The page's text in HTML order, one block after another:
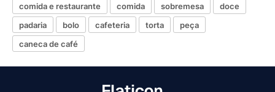
comida e restaurante comida sobremesa
doce
padaria
bolo cafeteria torta
peça
caneca de café